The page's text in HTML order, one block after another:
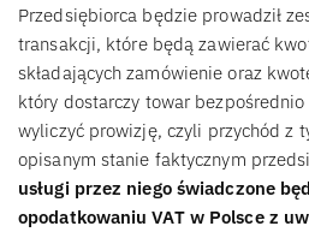
Przedsiębiorca będzie prowadził
transakcji, które będą zawierać
składających zamówienie oraz
który dostarczy towar
wyliczyć prowizję, czyli przychód z
opisanym stanie faktycznym
usługi przez niego świadczone
opodatkowaniu VAT w Polsce z